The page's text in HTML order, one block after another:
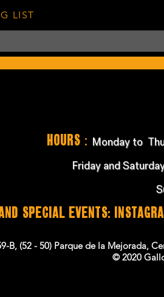
LIST
Hours : Monday to
Friday and
and SPECIAL EVENTS:
B, (52 - 50) Parque de la Mejorada,
© 2020